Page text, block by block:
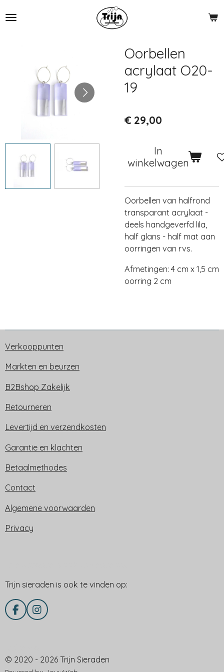
direct
Oorbellen
acrylaat O20-
19
€ 29,00
In
winkelwagen
Oorbellen van halfrond
transparant acrylaat -
deels handgeverfd lila,
half glans - half mat aan
oorringen van rvs.
Afmetingen: 4 cm x 1,5 cm
oorring 2 cm
Verkooppunten
Markten en beurzen
B2Bshop Zakelijk
Retourneren
Levertijd en verzendkosten
Garantie en klachten
Betaalmethodes
Contact
Algemene voorwaarden
Privacy
Trijn sieraden is ook te vinden op:
F
a
o
I
n
g
© 2020 - 2026 Trijn Sieraden